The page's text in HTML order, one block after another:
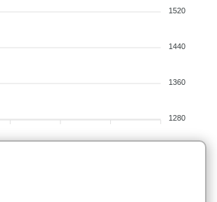
1520
1440
1360
1280